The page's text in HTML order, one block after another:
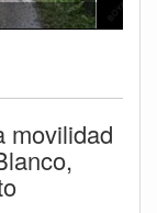
movilidad